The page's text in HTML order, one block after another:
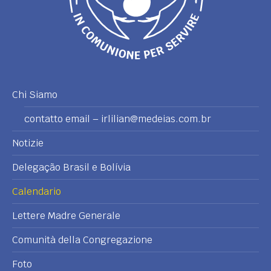
Chi Siamo
contatto email – irlilian@medeias.com.br
Notizie
Delegação Brasil e Bolívia
Calendario
Lettere Madre Generale
Comunità della Congregazione
Foto